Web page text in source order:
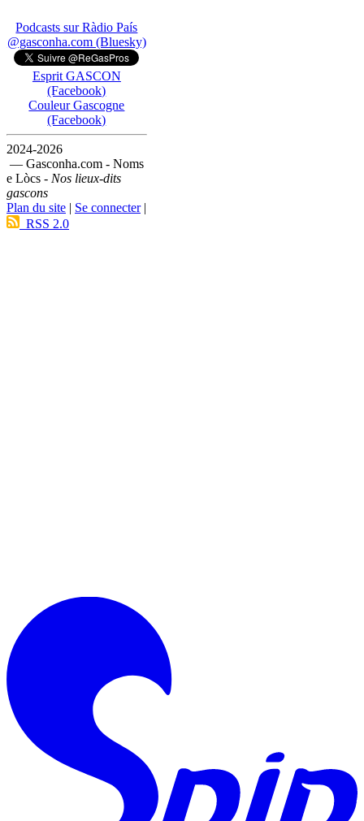
Podcasts sur Ràdio País
@gasconha.com (Bluesky)
Esprit GASCON
(Facebook)
Couleur Gascogne
(Facebook)
2024-2026
— Gasconha.com - Noms
e Lòcs - Nos lieux-dits
gascons
Plan du site | Se connecter|
RSS 2.0